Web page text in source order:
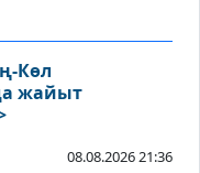
Көл
жайыт
08.08.2026 21:36